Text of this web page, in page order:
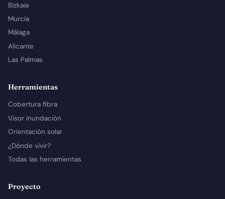
Bizkaia
Murcia
Málaga
Alicante
Las Palmas
Herramientas
Cobertura fibra
Visor inundación
Orientación solar
¿Dónde vivir?
Todas las herramientas
Proyecto